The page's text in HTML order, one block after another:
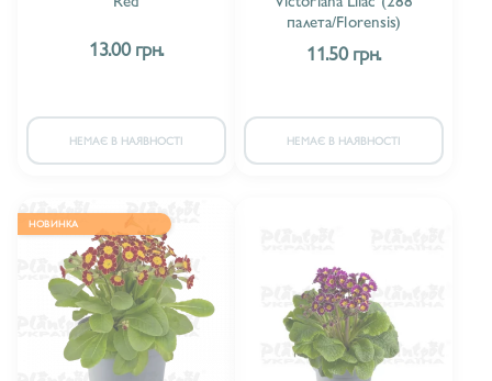
ПРИМУЛА VULGARIS UNISTAR F1
13.00 грн.
НЕМАЄ В НАЯВНОСТІ
палета/Florensis)
11.50 грн.
НЕМАЄ В НАЯВНОСТІ
НОВИНКА